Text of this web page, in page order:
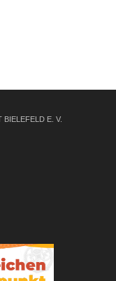
E. V.